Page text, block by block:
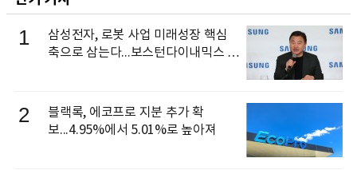
1
삼성전자, 로봇 사업 미래성장 핵심
축으로 삼는다...보스턴다이내믹스 출
2
블랙록, 에코프로 지분 추가 확
보...4.95%에서 5.01%로 높아져